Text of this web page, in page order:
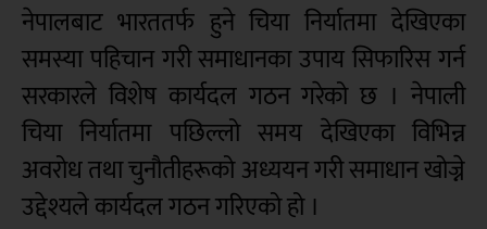
नेपालबाट भारततर्फ हुने चिया निर्यातमा देखिएका
समस्या पहिचान गरी समाधानका उपाय सिफारिस गर्न
सरकारले विशेष कार्यदल गठन गरेको छ । नेपाली
चिया निर्यातमा पछिल्लो समय देखिएका विभिन्न
अवरोध तथा चुनौतीहरूको अध्ययन गरी समाधान खोज्ने
उद्देश्यले कार्यदल गठन गरिएको हो ।